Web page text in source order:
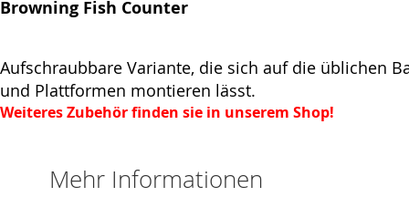
Browning Fish Counter
Aufschraubbare Variante, die sich auf die üblichen
und Plattformen montieren lässt.
Weiteres Zubehör finden sie in unserem Shop!
Mehr Informationen